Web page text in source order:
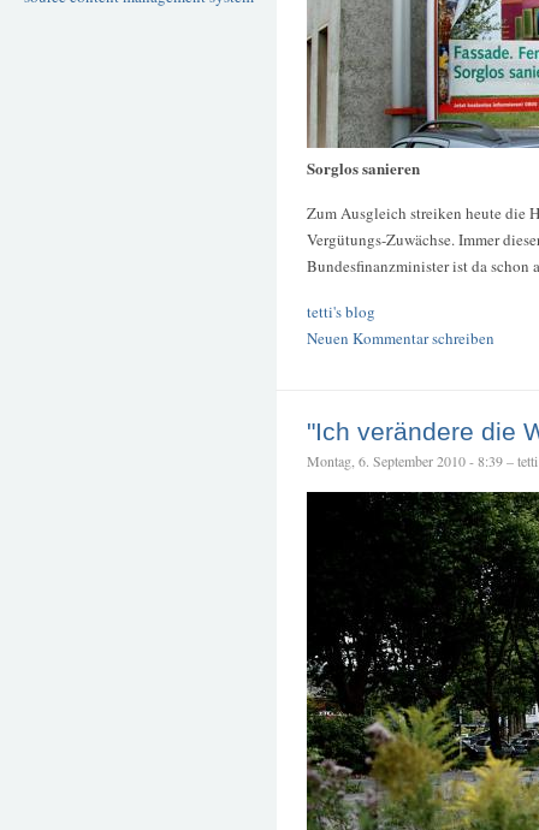
Sorglos sanieren
Zum Ausgleich streiken heute die
Vergütungs-Zuwächse. Immer
Bundesfinanzminister ist da schon
tetti's blog
Neuen Kommentar schreiben
"Ich verändere die
Montag, 6. September 2010 - 8:39 – tetti